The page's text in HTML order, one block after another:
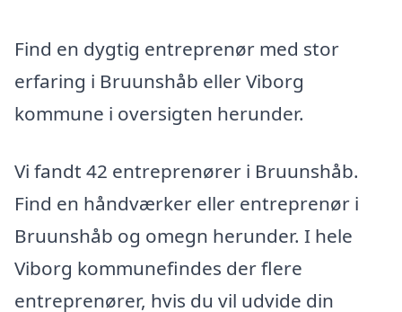
Find en dygtig entreprenør med stor
erfaring i Bruunshåb eller Viborg
kommune i oversigten herunder.
Vi fandt 42 entreprenører i Bruunshåb.
Find en håndværker eller entreprenør i
Bruunshåb og omegn herunder. I hele
Viborg kommunefindes der flere
entreprenører, hvis du vil udvide din